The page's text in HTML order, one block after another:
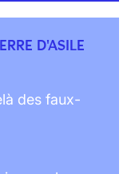
D'ASILE
des faux-